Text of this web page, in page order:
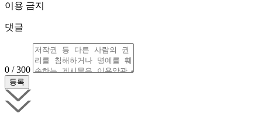
이용 금지
댓글
0 / 300